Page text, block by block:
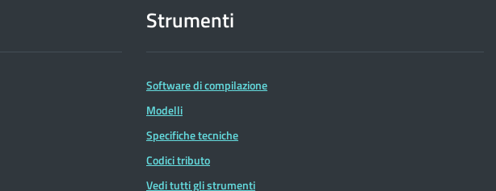
Strumenti
Software di compilazione
Modelli
Specifiche tecniche
Codici tributo
Vedi tutti gli strumenti